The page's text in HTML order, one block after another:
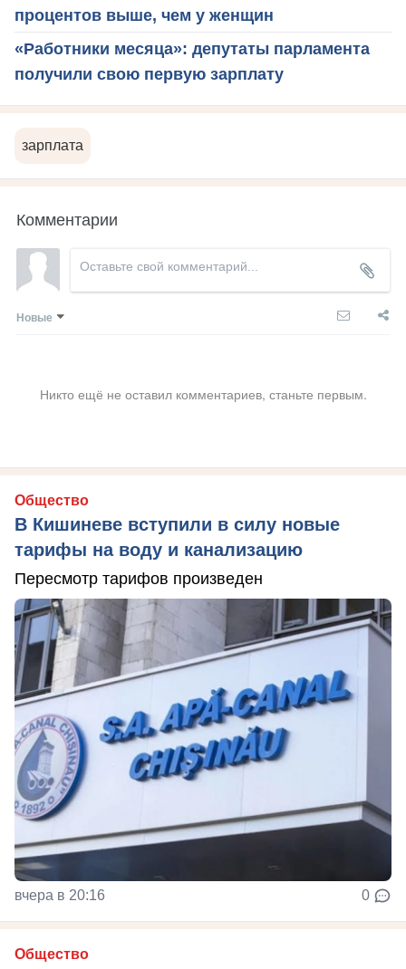
процентов выше, чем у женщин
«Работники месяца»: депутаты парламента
получили свою первую зарплату
зарплата
Комментарии
Новые
Никто ещё не оставил комментариев, станьте первым.
Общество
В Кишиневе вступили в силу новые
тарифы на воду и канализацию
Пересмотр тарифов произведен
вчера в 20:16 0
Общество